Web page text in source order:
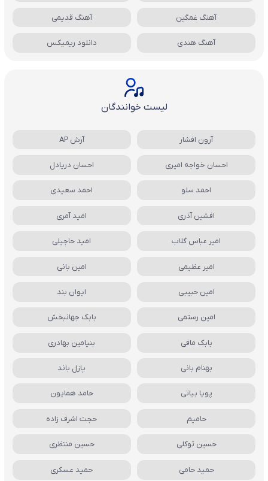
آهنگ غمگین آهنگ قدیمی
آهنگ هندی دانلود ریمیکس
لیست خوانندگان
آرون افشار آرش AP
احسان خواجه امیری احسان دریادل
احمد سلو احمد سعیدی
افشین آذری امید آمری
امیر عباس گلاب امید حاجیلی
امیر عظیمی امین بانی
امین حبیبی ایوان بند
امین رستمی بابک جهانبخش
بابک مافی بنیامین بهادری
بهنام بانی پازل باند
پویا بیاتی حامد همایون
حامیم حجت اشرف زاده
حسین توکلی حسین منتظری
حمید حامی حمید عسکری